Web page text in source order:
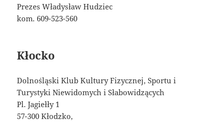
Prezes Władysław Hudziec
kom. 609-523-560
Kłocko
Dolnośląski Klub Kultury Fizycznej, Sportu i
Turystyki Niewidomych i Słabowidzących
Pl. Jagiełły 1
57-300 Kłodzko,